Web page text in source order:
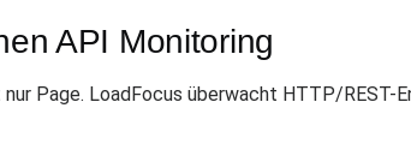
API Monitoring
Page. LoadFocus überwacht HTTP/REST-